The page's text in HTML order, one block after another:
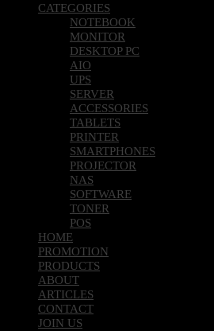
CATEGORIES
NOTEBOOK
MONITOR
DESKTOP PC
AIO
UPS
SERVER
ACCESSORIES
TABLETS
PRINTER
SMARTPHONES
PROJECTOR
NAS
SOFTWARE
TONER
POS
HOME
PROMOTION
PRODUCTS
ABOUT
ARTICLES
CONTACT
JOIN US